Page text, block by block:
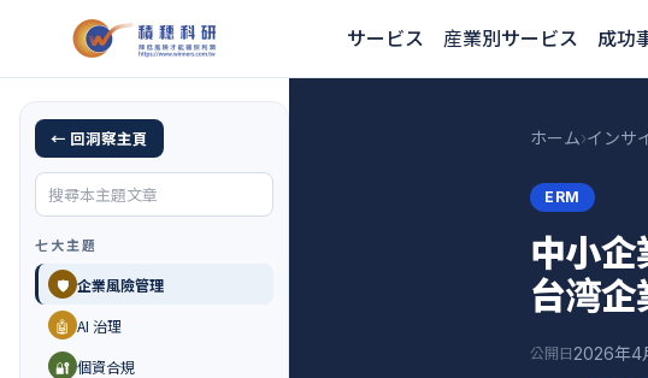
サービス 産業別サービス 成功
← 回洞察主頁
七大主題
🛡️ 企業風險管理
🤖 AI 治理
🔐 個資合規
ホーム›インサ
ERM
中小企
台湾企
公開日 2026年4